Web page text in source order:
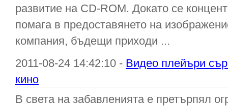
развитие на CD-ROM. Докато се
помага в предоставянето на
компания, бъдещи приходи ...
2011-08-24 14:42:10 - Видео плейъри
кино
В света на забавленията е претърпял